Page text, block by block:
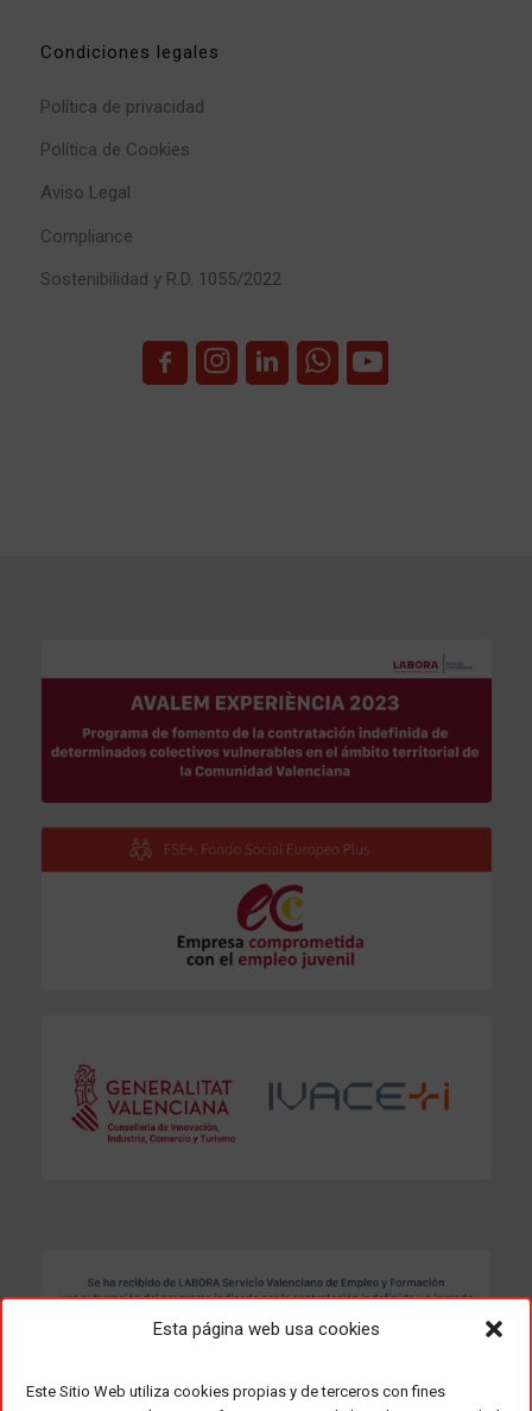
Esta página web usa cookies
Este Sitio Web utiliza cookies propias y de terceros con fines
Condiciones legales
Política de privacidad
Política de Cookies
Aviso Legal
Compliance
Sostenibilidad y R.D. 1055/2022